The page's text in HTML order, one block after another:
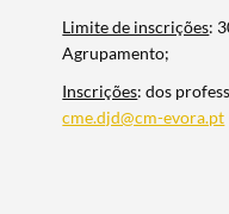
Limite de inscrições:
Agrupamento;
Inscrições: dos
cme.djd@cm-evora.pt